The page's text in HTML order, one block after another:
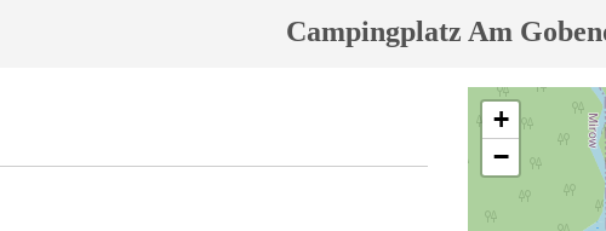
Campingplatz Am
+
−